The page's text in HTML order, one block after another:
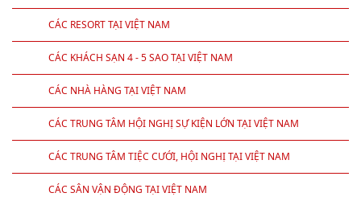
DỊCH VỤ QUAY PHIM CHỤP ẢNH
CREATIVE
ĐỊA ĐIỂM TỔ CHỨC
CÁC RESORT TẠI VIỆT NAM
CÁC KHÁCH SẠN 4 - 5 SAO TẠI VIỆT NAM
CÁC NHÀ HÀNG TẠI VIỆT NAM